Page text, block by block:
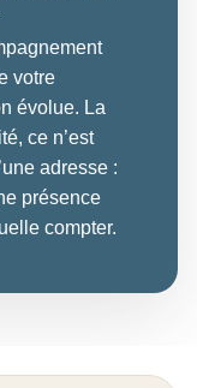
votre
évolue. La
ce n’est
adresse :
présence
compter.